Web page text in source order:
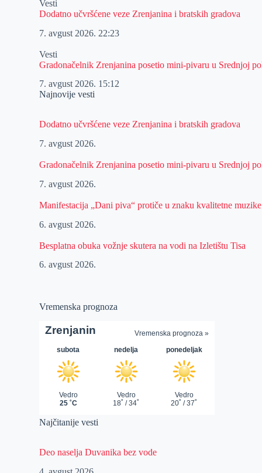
Vesti
Dodatno učvršćene veze Zrenjanina i bratskih gradova
7. avgust 2026. 22:23
Vesti
Gradonačelnik Zrenjanina posetio mini-pivaru u Srednjoj
7. avgust 2026. 15:12
Najnovije vesti
Dodatno učvršćene veze Zrenjanina i bratskih gradova
7. avgust 2026.
Gradonačelnik Zrenjanina posetio mini-pivaru u Srednjoj
7. avgust 2026.
Manifestacija „Dani piva“ protiče u znaku kvalitetne
6. avgust 2026.
Besplatna obuka vožnje skutera na vodi na Izletištu Tisa
6. avgust 2026.
Vremenska prognoza
Najčitanije vesti
Deo naselja Duvanika bez vode